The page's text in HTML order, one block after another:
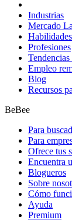
Industrias
Mercado
Habilidades
Profesiones
Empleo
Blog
Recursos
BeBee
Para
Para
Ofrece tus
Encuentra
Blogueros
Sobre
Cómo
Ayuda
Premium